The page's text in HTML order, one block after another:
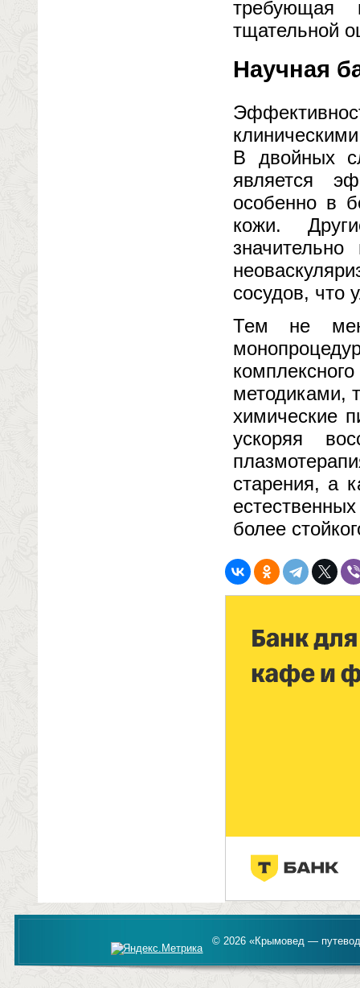
требующая
тщательной
Научная
В двойных
является
особенно в
кожи.
сосудов, что
Тем не
методиками,
химические
ускоряя
старения, а
более
© 2026 «Крымовед —